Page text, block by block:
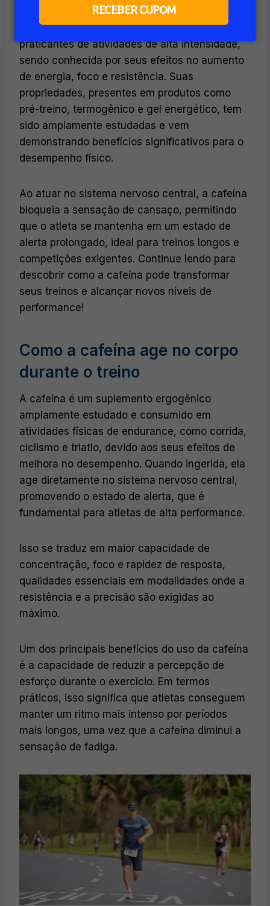
RECEBER CUPOM
A cafeína é um dos suplementos mais
utilizados por atletas de endurance e
praticantes de atividades de alta intensidade,
sendo conhecida por seus efeitos no aumento
de energia, foco e resistência. Suas
propriedades, presentes em produtos como
pré-treino, termogênico e gel energético, tem
sido amplamente estudadas e vem
demonstrando benefícios significativos para o
desempenho físico.
Ao atuar no sistema nervoso central, a cafeína
bloqueia a sensação de cansaço, permitindo
que o atleta se mantenha em um estado de
alerta prolongado, ideal para treinos longos e
competições exigentes. Continue lendo para
descobrir como a cafeína pode transformar
seus treinos e alcançar novos níveis de
performance!
Como a cafeína age no corpo
durante o treino
A cafeína é um suplemento ergogênico
amplamente estudado e consumido em
atividades físicas de endurance, como corrida,
ciclismo e triatlo, devido aos seus efeitos de
melhora no desempenho. Quando ingerida, ela
age diretamente no sistema nervoso central,
promovendo o estado de alerta, que é
fundamental para atletas de alta performance.
Isso se traduz em maior capacidade de
concentração, foco e rapidez de resposta,
qualidades essenciais em modalidades onde a
resistência e a precisão são exigidas ao
máximo.
Um dos principais benefícios do uso da cafeína
é a capacidade de reduzir a percepção de
esforço durante o exercício. Em termos
práticos, isso significa que atletas conseguem
manter um ritmo mais intenso por períodos
mais longos, uma vez que a cafeína diminui a
sensação de fadiga.